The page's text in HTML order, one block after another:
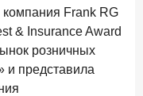
смене
ИССЛЕДОВАНИЕ
года в цифрах
компания Frank RG
& Insurance Award
розничных
и представила